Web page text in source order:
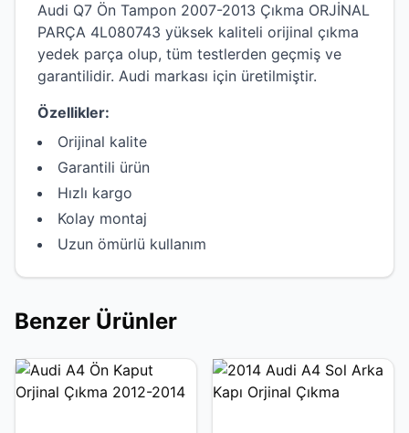
Audi Q7 Ön Tampon 2007-2013 Çıkma ORJİNAL
PARÇA 4L080743 yüksek kaliteli orijinal çıkma
yedek parça olup, tüm testlerden geçmiş ve
garantilidir. Audi markası için üretilmiştir.
Özellikler:
Orijinal kalite
Garantili ürün
Hızlı kargo
Kolay montaj
Uzun ömürlü kullanım
Benzer Ürünler